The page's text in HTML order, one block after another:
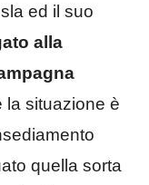
ed il suo
alla
la situazione è
quella sorta